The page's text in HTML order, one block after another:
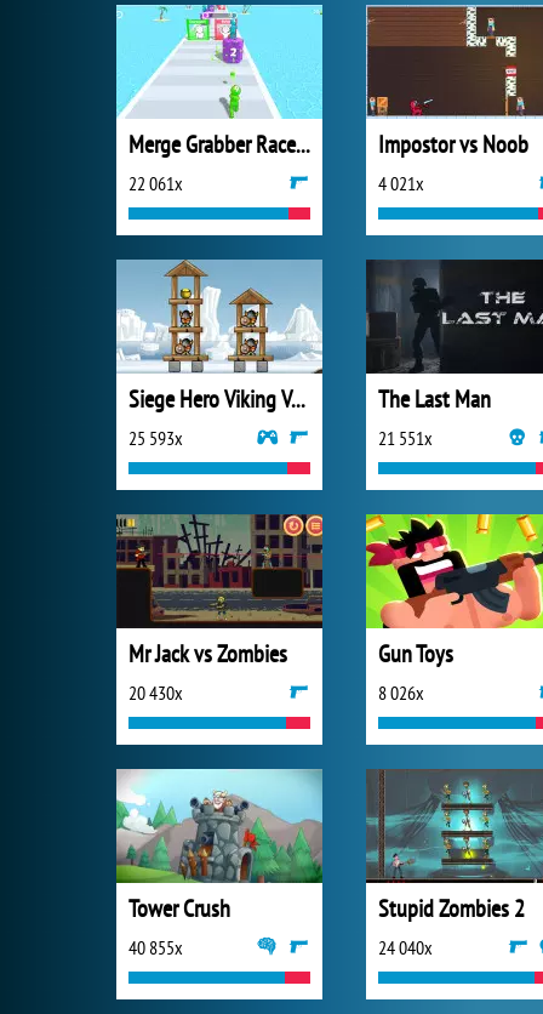
Merge Grabber Race to 2048
22 061x
Impostor vs Noob
4 021x
Siege Hero Viking Vengeance
25 593x
The Last Man
21 551x
Mr Jack vs Zombies
20 430x
Gun Toys
8 026x
Tower Crush
40 855x
Stupid Zombies 2
24 040x